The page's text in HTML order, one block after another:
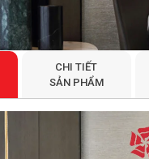
CHI TIẾT
SẢN PHẨM